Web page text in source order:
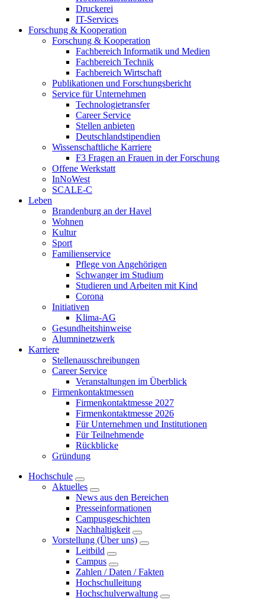
Druckerei
IT-Services
Forschung & Kooperation
Forschung & Kooperation
Fachbereich Informatik und Medien
Fachbereich Technik
Fachbereich Wirtschaft
Publikationen und Forschungsbericht
Service für Unternehmen
Technologietransfer
Career Service
Stellen anbieten
Deutschlandstipendien
Wissenschaftliche Karriere
F3 Fragen an Frauen in der Forschung
Offene Werkstatt
InNoWest
SCALE-C
Leben
Brandenburg an der Havel
Wohnen
Kultur
Sport
Familienservice
Pflege von Angehörigen
Schwanger im Studium
Studieren und Arbeiten mit Kind
Corona
Initiativen
Klima-AG
Gesundheitshinweise
Alumninetzwerk
Karriere
Stellenausschreibungen
Career Service
Veranstaltungen im Überblick
Firmenkontaktmessen
Firmenkontaktmesse 2027
Firmenkontaktmesse 2026
Für Unternehmen und Institutionen
Für Teilnehmende
Rückblicke
Gründung
Hochschule
Aktuelles
News aus den Bereichen
Presseinformationen
Campusgeschichten
Nachhaltigkeit
Vorstellung (Über uns)
Leitbild
Campus
Zahlen / Daten / Fakten
Hochschulleitung
Hochschulverwaltung